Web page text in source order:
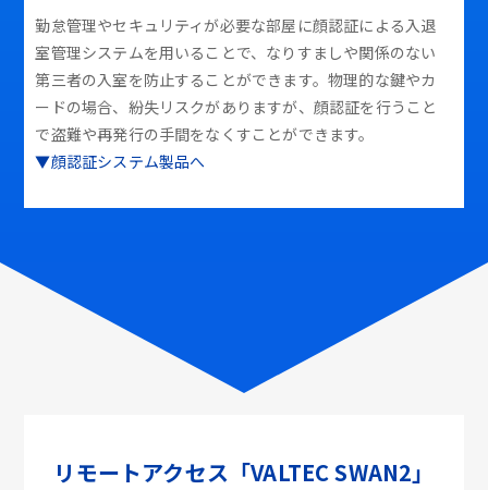
勤怠管理やセキュリティが必要な部屋に顔認証による入退
室管理システムを用いることで、なりすましや関係のない
第三者の入室を防止することができます。物理的な鍵やカ
ードの場合、紛失リスクがありますが、顔認証を行うこと
で盗難や再発行の手間をなくすことができます。
▼顔認証システム製品へ
リモートアクセス「VALTEC SWAN2」